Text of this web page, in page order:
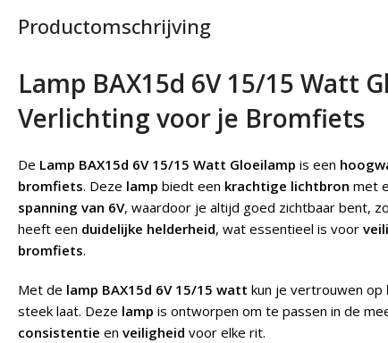
Productomschrijving
Lamp BAX15d 6V 15/15 Watt
Verlichting voor je Bromfiets
De Lamp BAX15d 6V 15/15 Watt Gloeilamp is een
bromfiets. Deze lamp biedt een krachtige lichtbron met
spanning van 6V, waardoor je altijd goed zichtbaar bent,
heeft een duidelijke helderheid, wat essentieel is voor
bromfiets.
Met de lamp BAX15d 6V 15/15 watt kun je vertrouwen op
steek laat. Deze lamp is ontworpen om te passen in de
consistentie en veiligheid voor elke rit.